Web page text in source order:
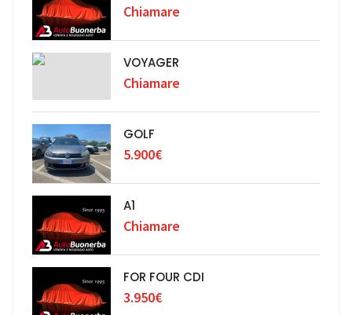
Chiamare
VOYAGER
Chiamare
GOLF
5.900€
A1
Chiamare
FOR FOUR CDI
3.950€